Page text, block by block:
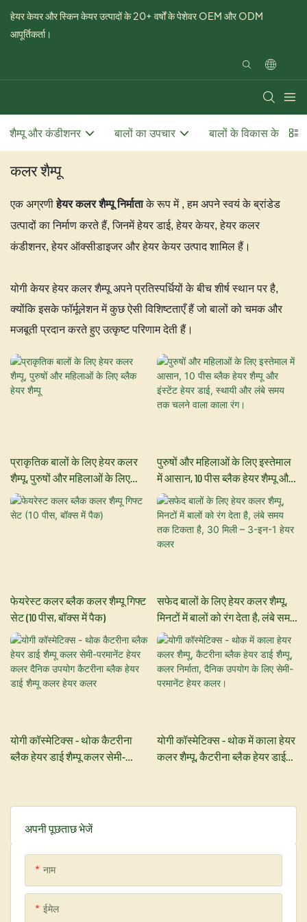
हेयर केयर और स्किन केयर उत्पादों के 20+ वर्षों के पेशेवर OEM और ODM
आपूर्तिकर्ता।
शैम्पू और कंडीशनर बालों का उपचार बालों के विकास के
कलर शैम्पू
एक अग्रणी हेयर कलर शैम्पू निर्माताके रूप में , हम अपने स्वयं के ब्रांडेड
उत्पादों का निर्माण करते हैं, जिनमें हेयर डाई, हेयर केयर, हेयर कलर
कंडीशनर, हेयर ऑक्सीडाइजर और हेयर केयर उत्पाद शामिल हैं।
योगी केयर हेयर कलर शैम्पू अपने प्रतिस्पर्धियों के बीच शीर्ष स्थान पर है,
क्योंकि इसके फॉर्मूलेशन में कुछ ऐसी विशिष्टताएँ हैं जो बालों को चमक और
मजबूती प्रदान करते हुए उत्कृष्ट परिणाम देती हैं।
अपनी पूछताछ भेजें
नाम
ईमेल
प्राकृतिक बालों के लिए हेयर कलर
शैम्पू, पुरुषों और महिलाओं के लिए
ब्लैक हेयर शैम्पू
पुरुषों और महिलाओं के लिए इस्तेमाल
में आसान, 10 पीस ब्लैक हेयर शैम्पू और
इंस्टेंट हेयर डाई, स्थायी और लंबे समय
तक चलने वाला काला रंग।
फेयरेस्ट कलर ब्लैक कलर शैम्पू गिफ्ट
सेट (10 पीस, बॉक्स में पैक)
सफेद बालों के लिए हेयर कलर शैम्पू,
मिनटों में बालों को रंग देता है, लंबे समय
तक टिकता है, 30 मिली – 3-इन-1 हेयर
कलर
योगी कॉस्मेटिक्स - थोक कैटरीना
ब्लैक हेयर डाई शैम्पू कलर सेमी-
हेयर कलर
योगी कॉस्मेटिक्स - थोक में काला हेयर
कलर शैम्पू, कैटरीना ब्लैक हेयर डाई